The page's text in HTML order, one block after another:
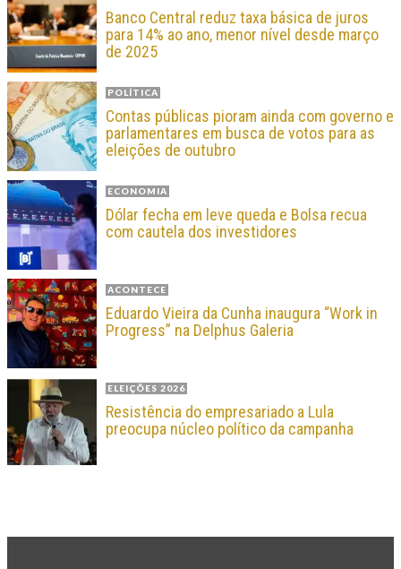
Banco Central reduz taxa básica de juros
para 14% ao ano, menor nível desde março
de 2025
POLÍTICA
Contas públicas pioram ainda com governo e
parlamentares em busca de votos para as
eleições de outubro
ECONOMIA
Dólar fecha em leve queda e Bolsa recua
com cautela dos investidores
ACONTECE
Eduardo Vieira da Cunha inaugura “Work in
Progress” na Delphus Galeria
ELEIÇÕES 2026
Resistência do empresariado a Lula
preocupa núcleo político da campanha